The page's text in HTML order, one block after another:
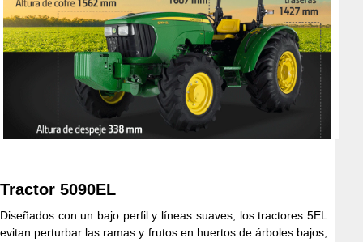
Tractor 5090EL
Diseñados con un bajo perfil y líneas suaves, los tractores 5EL
evitan perturbar las ramas y frutos en huertos de árboles bajos,